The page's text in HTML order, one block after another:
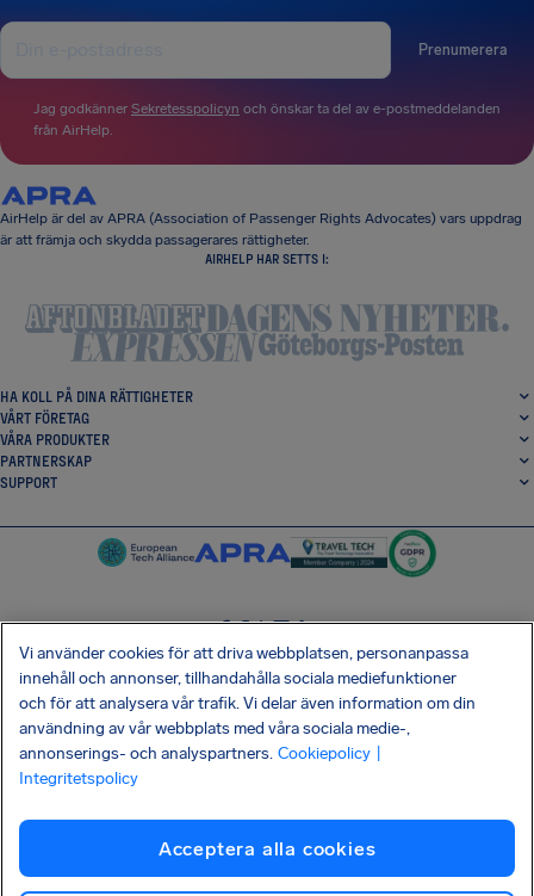
Prenumerera
Jag godkänner Sekretesspolicyn och önskar ta del av e-postmeddelanden
från AirHelp.
AirHelp är del av APRA (Association of Passenger Rights Advocates) vars uppdrag
är att främja och skydda passagerares rättigheter.
AIRHELP HAR SETTS I:
HA KOLL PÅ DINA RÄTTIGHETER
VÅRT FÖRETAG
VÅRA PRODUKTER
PARTNERSKAP
SUPPORT
SocialFacebook
SocialTwitter
SocialInstagram
SocialLinkedin
HÄMTA VÅR GRATIS-APP
Kakor
Företagsinformation
Shai-Hulud-attack mot leveranskedjan
Vi använder cookies för att driva webbplatsen, personanpassa
innehåll och annonser, tillhandahålla sociala mediefunktioner
och för att analysera vår trafik. Vi delar även information om din
användning av vår webbplats med våra sociala medie-,
annonserings- och analyspartners. Cookiepolicy
Integritetspolicy
Acceptera alla cookies